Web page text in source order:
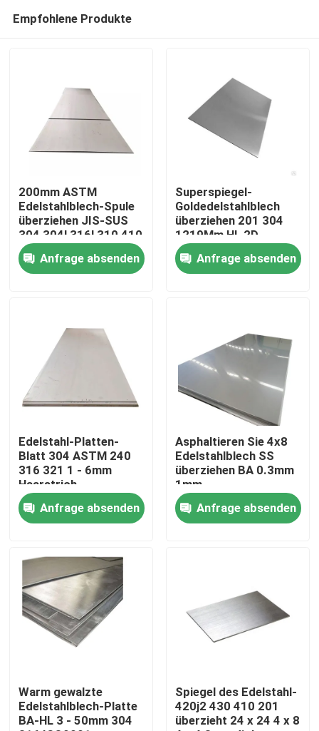
Produkte
Über uns
Fabrik-Ausflug
Qualitätskontrolle
Fordern Sie ein Zitat
Edelstahl-Runden-Rohr
Nahtloses Rohr des Edelstahls
Empfohlene Produkte
200mm ASTM
Edelstahlblech-Spule
überziehen JIS-SUS
304 304l 316l 310 410
430
Anfrage absenden
Superspiegel-
Goldedelstahlblech
überziehen 201 304
1219Mm HL 2D
Anfrage absenden
Edelstahl-Platten-
Blatt 304 ASTM 240
316 321 1 - 6mm
Haarstrich
Anfrage absenden
Asphaltieren Sie 4x8
Edelstahlblech SS
überziehen BA 0.3mm
1mm
Anfrage absenden
Warm gewalzte
Edelstahlblech-Platte
BA-HL 3 - 50mm 304
Spiegel des Edelstahl-
420j2 430 410 201
überzieht 24 x 24 4 x 8